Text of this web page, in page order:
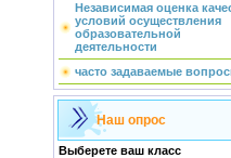
Независимая оценка
условий осуществления
образовательной
деятельности
часто задаваемые
Наш опрос
Выберете ваш класс